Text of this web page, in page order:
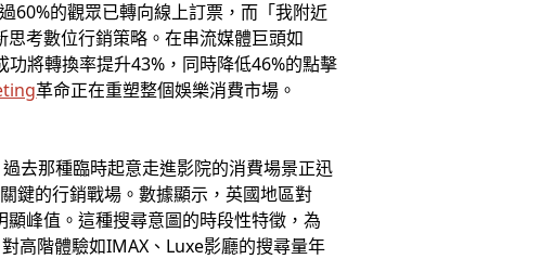
60%的觀眾已轉向線上訂票，而「我附近
考數位行銷策略。在串流媒體巨頭如
功將轉換率提升43%，同時降低46%的點擊
革命正在重塑整個娛樂消費市場。
去那種臨時起意走進影院的消費場景正迅
鍵的行銷戰場。數據顯示，英國地區對
峰值。這種搜尋意圖的時段性特徵，為
高階體驗如IMAX、Luxe影廳的搜尋量年